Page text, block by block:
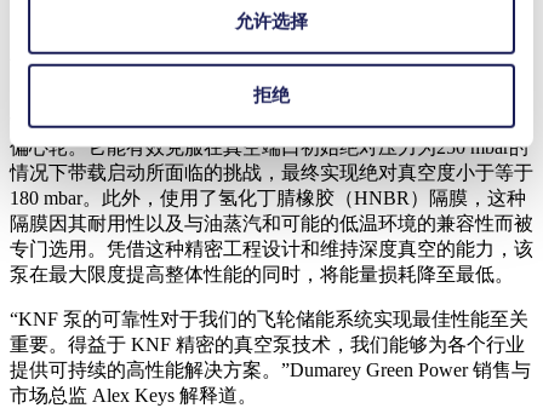
允许选择
拒绝
定制的 NMP 850 HP 用于排除空气并维持恒定真空。
为了给飞轮提供稳定的真空环境，NMP 850 HP 隔膜泵经过定
制，采用了大泵房设计，能够容纳更大的 HD 无刷直流电机和
偏心轮。它能有效克服在真空端口初始绝对压力为250 mbar的
情况下带载启动所面临的挑战，最终实现绝对真空度小于等于
180 mbar。此外，使用了氢化丁腈橡胶（HNBR）隔膜，这种
隔膜因其耐用性以及与油蒸汽和可能的低温环境的兼容性而被
专门选用。凭借这种精密工程设计和维持深度真空的能力，该
泵在最大限度提高整体性能的同时，将能量损耗降至最低。
“KNF 泵的可靠性对于我们的飞轮储能系统实现最佳性能至关
重要。得益于 KNF 精密的真空泵技术，我们能够为各个行业
提供可持续的高性能解决方案。”Dumarey Green Power 销售与
市场总监 Alex Keys 解释道。